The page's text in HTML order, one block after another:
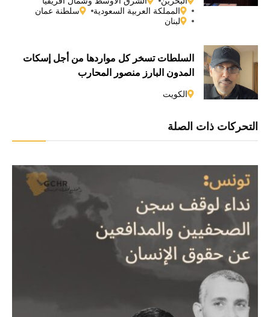
المملكة العربية السعودية
سلطنة عمان
لبنان
السلطات تسخر كل مواردها من أجل إسكات
المدون البارز منصور المحارب
الكويت
التحركات ذات الصلة